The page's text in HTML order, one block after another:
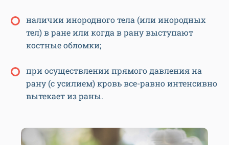
наличии инородного тела (или инородных
тел) в ране или когда в рану выступают
костные обломки;
при осуществлении прямого давления на
рану (с усилием) кровь все-равно интенсивно
вытекает из раны.